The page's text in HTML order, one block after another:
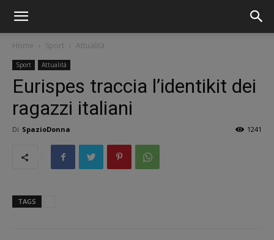
Home Sport Attualità
Sport Attualità
Eurispes traccia l’identikit dei
ragazzi italiani
Di SpazioDonna 1241
TAGS